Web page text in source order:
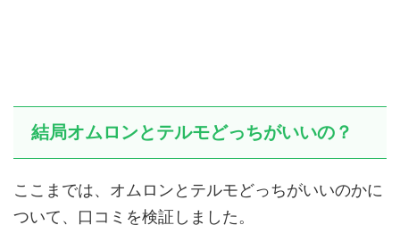
結局オムロンとテルモどっちがいいの？
ここまでは、オムロンとテルモどっちがいいのかに
ついて、口コミを検証しました。